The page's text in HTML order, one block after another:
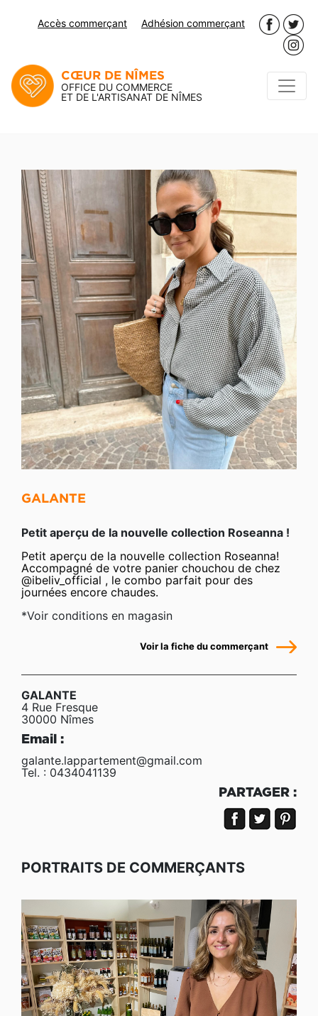
Accès commerçant Adhésion commerçant
CŒUR DE NÎMES
OFFICE DU COMMERCE
ET DE L'ARTISANAT DE NÎMES
GALANTE
Petit aperçu de la nouvelle collection Roseanna !
Petit aperçu de la nouvelle collection Roseanna!
Accompagné de votre panier chouchou de chez
@ibeliv_official , le combo parfait pour des
journées encore chaudes.
*Voir conditions en magasin
Voir la fiche du commerçant
GALANTE
4 Rue Fresque
30000 Nîmes
Email :
galante.lappartement@gmail.com
Tel. : 0434041139
PARTAGER :
PORTRAITS DE COMMERÇANTS